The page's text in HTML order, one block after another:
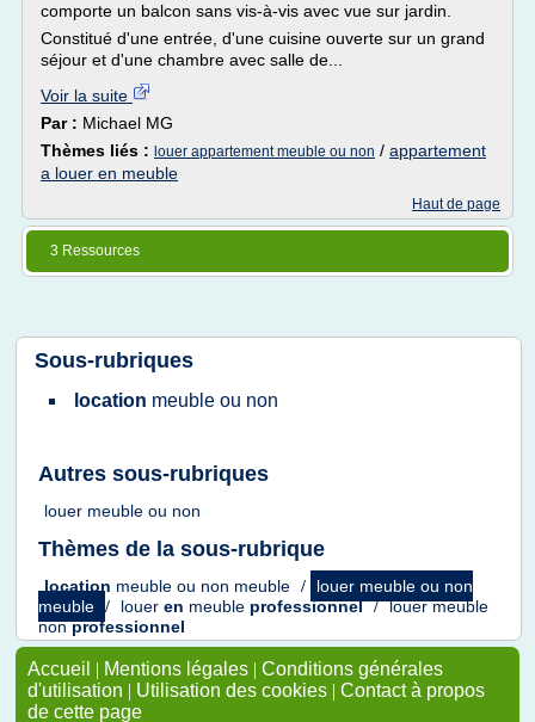
comporte un balcon sans vis-à-vis avec vue sur jardin.
Constitué d'une entrée, d'une cuisine ouverte sur un grand
séjour et d'une chambre avec salle de...
Voir la suite
Par : Michael MG
Thèmes liés : louer appartement meuble ou non / appartement
a louer en meuble
Haut de page
3 Ressources
Sous-rubriques
location meuble ou non
Autres sous-rubriques
louer meuble ou non
Thèmes de la sous-rubrique
location meuble ou non meuble /
louer meuble ou non
meuble / louer en meuble professionnel / louer meuble
nonprofessionnel
Accueil | Mentions légales | Conditions générales
d'utilisation | Utilisation des cookies | Contact à propos
de cette page